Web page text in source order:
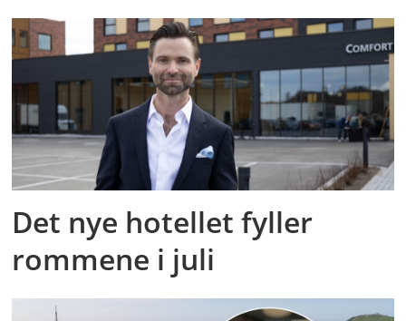
Det nye hotellet fyller
rommene i juli